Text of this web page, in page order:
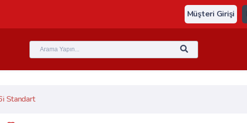
Müşteri Girişi
Standart